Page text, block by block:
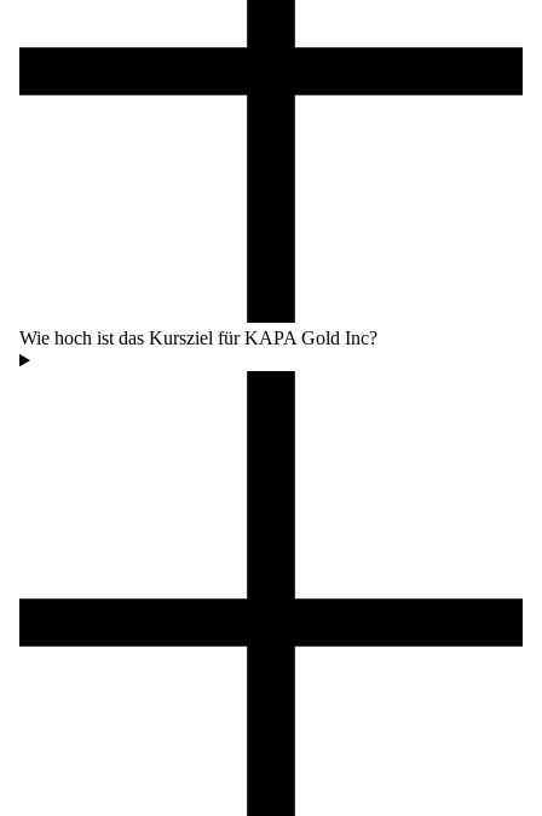
Wie hoch ist das Kursziel für KAPA Gold Inc?